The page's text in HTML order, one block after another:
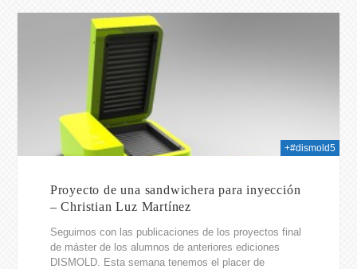
+#dismold5
Proyecto de una sandwichera para inyección
– Christian Luz Martínez
Seguimos con las publicaciones de los proyectos final
de máster de los alumnos de anteriores ediciones
DISMOLD. Esta semana tenemos el placer de